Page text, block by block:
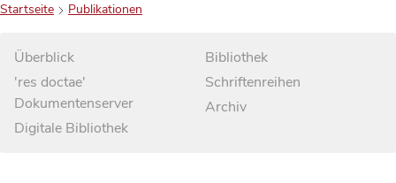
Startseite Publikationen
Überblick
'res doctae'
Dokumentenserver
Digitale Bibliothek
Bibliothek
Schriftenreihen
Archiv